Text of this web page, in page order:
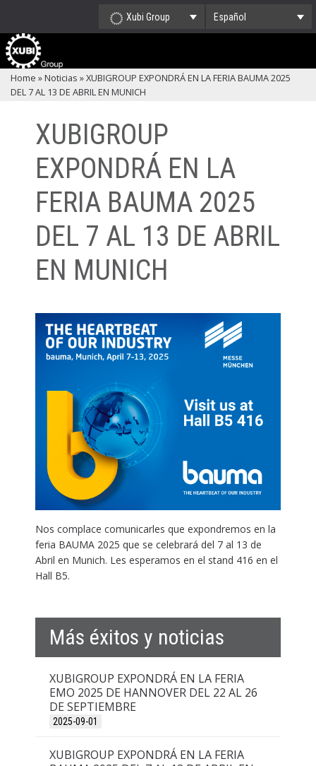
Xubi Group Español
Home »Noticias »XUBIGROUP EXPONDRÁ EN LA FERIA BAUMA 2025
DEL 7 AL 13 DE ABRIL EN MUNICH
XUBIGROUP
EXPONDRÁ EN LA
FERIA BAUMA 2025
DEL 7 AL 13 DE ABRIL
EN MUNICH
Nos complace comunicarles que expondremos en la
feria BAUMA 2025 que se celebrará del 7 al 13 de
Abril en Munich. Les esperamos en el stand 416 en el
Hall B5.
Más éxitos y noticias
XUBIGROUP EXPONDRÁ EN LA FERIA
EMO 2025 DE HANNOVER DEL 22 AL 26
DE SEPTIEMBRE
2025-09-01
XUBIGROUP EXPONDRÁ EN LA FERIA